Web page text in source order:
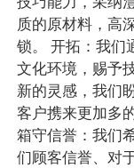
质的原材料，高
锁。 开拓：我们
文化环境，赐予
新的灵感，我们
客户携来更加多
箱守信誉：我们
们顾客信誉、对